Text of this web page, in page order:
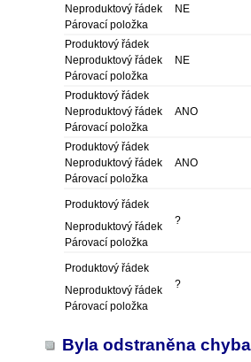
NE
Neproduktový řádek
Párovací položka
Produktový řádek
NE
Neproduktový řádek
Párovací položka
Produktový řádek
ANO
Neproduktový řádek
Párovací položka
Produktový řádek
ANO
Neproduktový řádek
Párovací položka
Produktový řádek
?
Neproduktový řádek
Párovací položka
Produktový řádek
?
Neproduktový řádek
Párovací položka
Byla odstraněna